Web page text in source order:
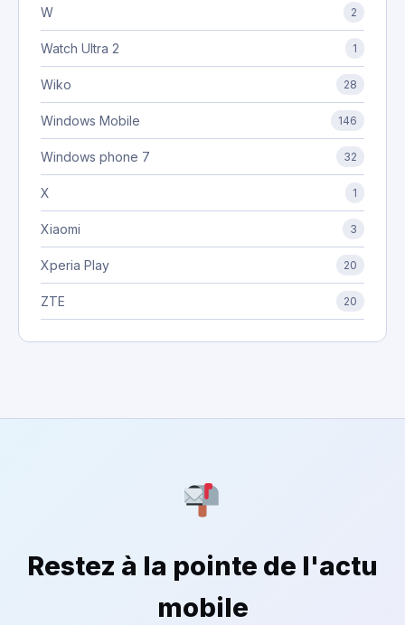
W 2
Watch Ultra 2 1
Wiko 28
Windows Mobile 146
Windows phone 7 32
X 1
Xiaomi 3
Xperia Play 20
ZTE 20
Restez à la pointe de l'actu
mobile